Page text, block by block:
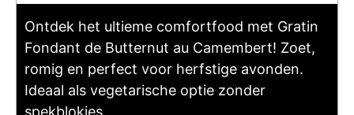
Ontdek het ultieme comfortfood met Gratin
Fondant de Butternut au Camembert! Zoet,
romig en perfect voor herfstige avonden.
Ideaal als vegetarische optie zonder